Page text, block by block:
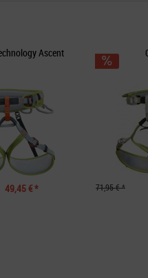
49,45 € *
Ascent
71,95 € *